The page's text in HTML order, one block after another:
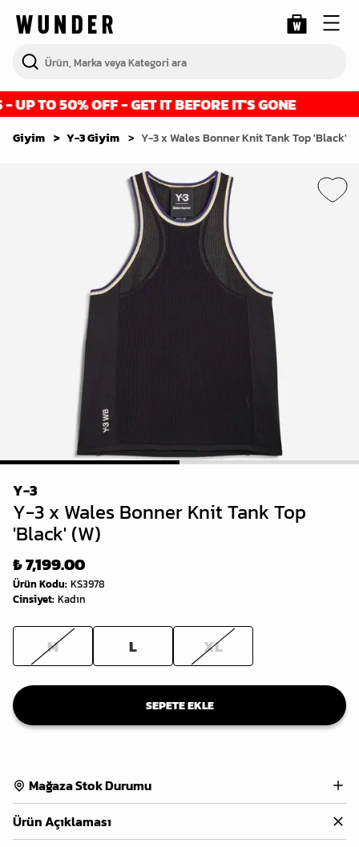
TO 50% OFF - GET IT BEFORE IT'S GONE
Giyim Y-3 Giyim Y-3 x Wales Bonner Knit Tank Top 'Black'
1 2
Y-3
Y-3 x Wales Bonner Knit Tank Top
'Black' (W)
₺ 7,199.00
Ürün Kodu: KS3978
Cinsiyet: Kadın
M L XL
SEPETE EKLE
Mağaza Stok Durumu
Ürün Açıklaması